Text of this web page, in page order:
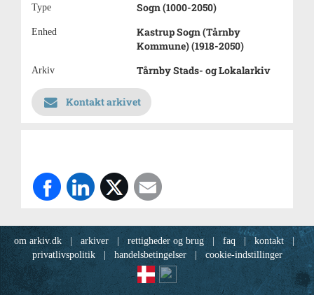
Type Sogn (1000-2050)
Enhed
Kastrup Sogn (Tårnby
Kommune) (1918-2050)
Arkiv Tårnby Stads- og Lokalarkiv
Kontakt arkivet
om arkiv.dk arkiver rettigheder og brug | faq | kontakt |
privatlivspolitik
handelsbetingelser cookie-indstillinger